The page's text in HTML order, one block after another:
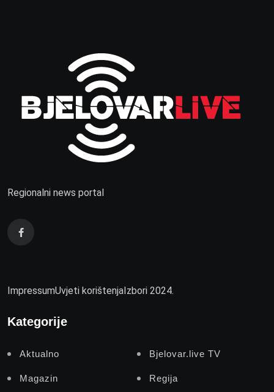
Regionalni news portal
ImpressumUvjeti korištenja Izbori 2024.
Kategorije
Aktualno Bjelovar.live TV
Magazin Regija